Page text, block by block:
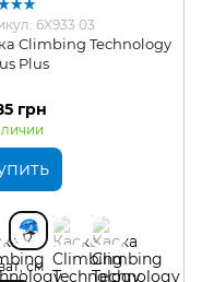
6X933 03
Climbing Technology
Plus
грн
см